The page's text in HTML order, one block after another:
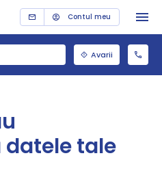
Contul meu
Avarii
tale